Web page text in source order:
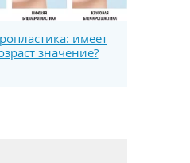
имеет
значение?